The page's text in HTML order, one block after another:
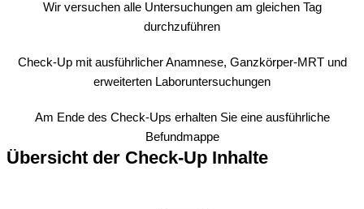
Wir versuchen alle Untersuchungen am gleichen Tag
durchzuführen
Check-Up mit ausführlicher Anamnese, Ganzkörper-MRT und
erweiterten Laboruntersuchungen
Am Ende des Check-Ups erhalten Sie eine ausführliche
Befundmappe
Übersicht der Check-Up Inhalte